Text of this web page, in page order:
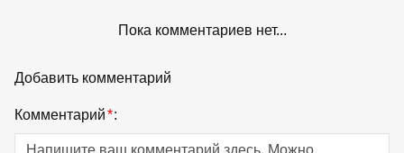
Пока комментариев нет...
Добавить комментарий
Комментарий*: